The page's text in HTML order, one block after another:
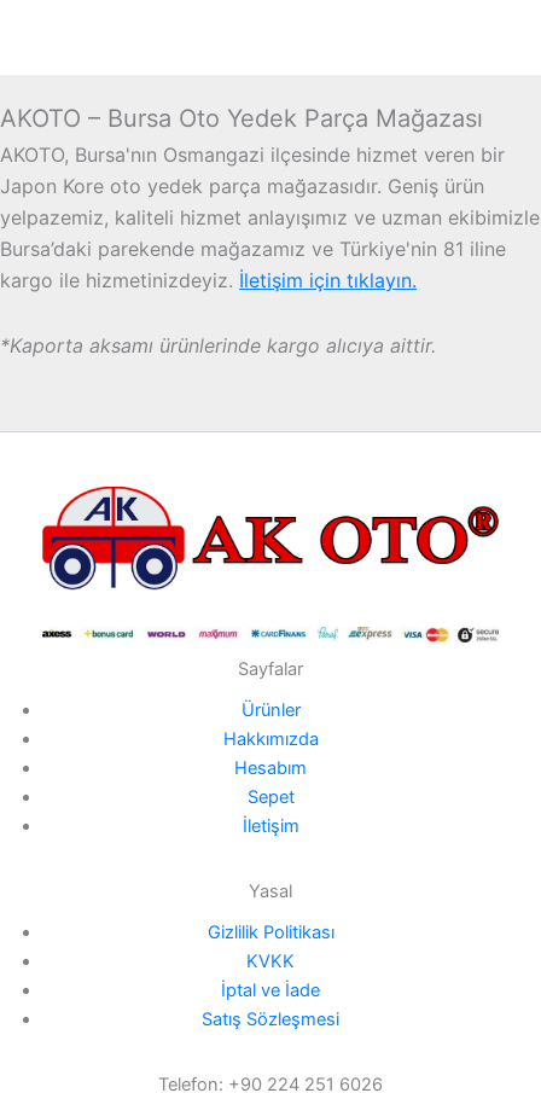
AKOTO – Bursa Oto Yedek Parça Mağazası
AKOTO, Bursa'nın Osmangazi ilçesinde hizmet veren bir
Japon Kore oto yedek parça mağazasıdır. Geniş ürün
yelpazemiz, kaliteli hizmet anlayışımız ve uzman ekibimizle
Bursa’daki parekende mağazamız ve Türkiye'nin 81 iline
kargo ile hizmetinizdeyiz. İletişim için tıklayın.
*Kaporta aksamı ürünlerinde kargo alıcıya aittir.
Sayfalar
Ürünler
Hakkımızda
Hesabım
Sepet
İletişim
Yasal
Gizlilik Politikası
KVKK
İptal ve İade
Satış Sözleşmesi
Telefon: +90 224 251 6026